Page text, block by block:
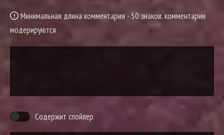
Минимальная длина комментария - 50 знаков. комментарии
модерируются
Содержит спойлер